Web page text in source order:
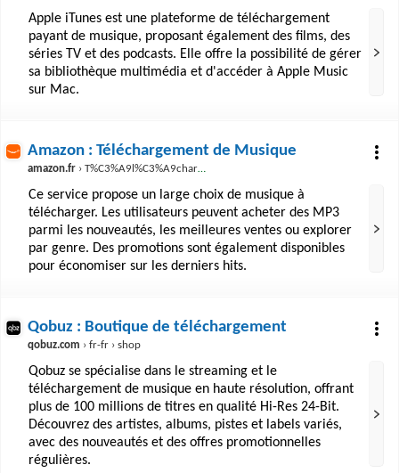
MP3, tandis qu'eMusic cible les connaisseurs avec des
genres variés. Qobuz, enfin, ravit les audiophiles avec ses
fichiers Hi-Res 24-Bit. Ces services répondent à la demande
croissante d'accès instantané à la musique tout en
Apple iTunes est une plateforme de téléchargement
payant de musique, proposant également des films, des
séries TV et des podcasts. Elle offre la possibilité de gérer
sa bibliothèque multimédia et d'accéder à Apple Music
sur Mac.
Amazon : Téléchargement de Musique
amazon.fr › T%C3%A9l%C3%A9charger-Musique-mp3 › b?ie=UTF8&node=77196031
Ce service propose un large choix de musique à
télécharger. Les utilisateurs peuvent acheter des MP3
parmi les nouveautés, les meilleures ventes ou explorer
par genre. Des promotions sont également disponibles
pour économiser sur les derniers hits.
Qobuz : Boutique de téléchargement
qobuz.com › fr-fr › shop
Qobuz se spécialise dans le streaming et le
téléchargement de musique en haute résolution, offrant
plus de 100 millions de titres en qualité Hi-Res 24-Bit.
Découvrez des artistes, albums, pistes et labels variés,
avec des nouveautés et des offres promotionnelles
régulières.